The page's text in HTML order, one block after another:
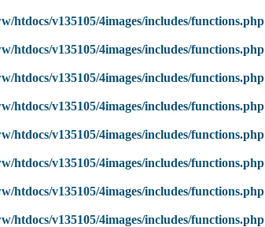
htdocs/v135105/4images/includes/functions.php
htdocs/v135105/4images/includes/functions.php
htdocs/v135105/4images/includes/functions.php
htdocs/v135105/4images/includes/functions.php
htdocs/v135105/4images/includes/functions.php
htdocs/v135105/4images/includes/functions.php
htdocs/v135105/4images/includes/functions.php
htdocs/v135105/4images/includes/functions.php